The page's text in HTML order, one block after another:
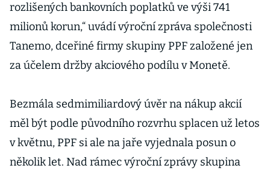
rozlišených bankovních poplatků ve výši 741
milionů korun,“ uvádí výroční zpráva společnosti
Tanemo, dceřiné firmy skupiny PPF založené jen
za účelem držby akciového podílu v Monetě.
Bezmála sedmimiliardový úvěr na nákup akcií
měl být podle původního rozvrhu splacen už letos
v květnu, PPF si ale na jaře vyjednala posun o
několik let. Nad rámec výroční zprávy skupina